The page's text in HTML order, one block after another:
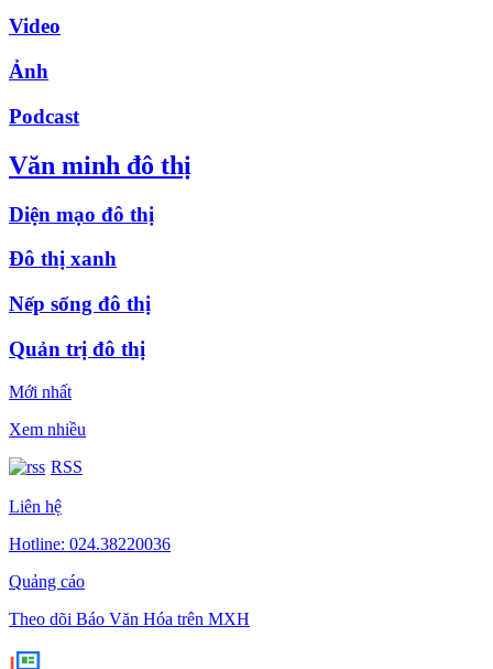
Video
Ảnh
Podcast
Văn minh đô thị
Diện mạo đô thị
Đô thị xanh
Nếp sống đô thị
Quản trị đô thị
Mới nhất
Xem nhiều
RSS
Liên hệ
Hotline: 024.38220036
Quảng cáo
Theo dõi Báo Văn Hóa trên MXH